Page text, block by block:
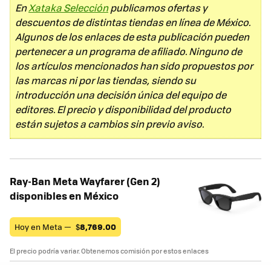
EnXataka Selecciónpublicamos ofertas y
descuentos de distintas tiendas en línea de México.
Algunos de los enlaces de esta publicación pueden
pertenecer a un programa de afiliado. Ninguno de
los artículos mencionados han sido propuestos por
las marcas ni por las tiendas, siendo su
introducción una decisión única del equipo de
editores. El precio y disponibilidad del producto
están sujetos a cambios sin previo aviso.
Ray-Ban Meta Wayfarer (Gen 2)
disponibles en México
Hoy en Meta — $8,769.00
El precio podría variar. Obtenemos comisión por estos enlaces